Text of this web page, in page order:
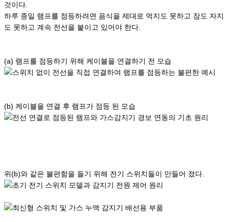
것이다.
하루 종일 램프를 점등하려면 음식을 제대로 먹지도 못하고 잠도 자지
도 못하고 계속 전선을 붙이고 있어야 한다.
(a) 램프를 점등하기 위해 케이블을 연결하기 전 모습
(b) 케이블을 연결 후 램프가 점등 된 모습
위(b)와 같은 불편함을 들기 위해 전기 스위치들이 만들어 졌다.